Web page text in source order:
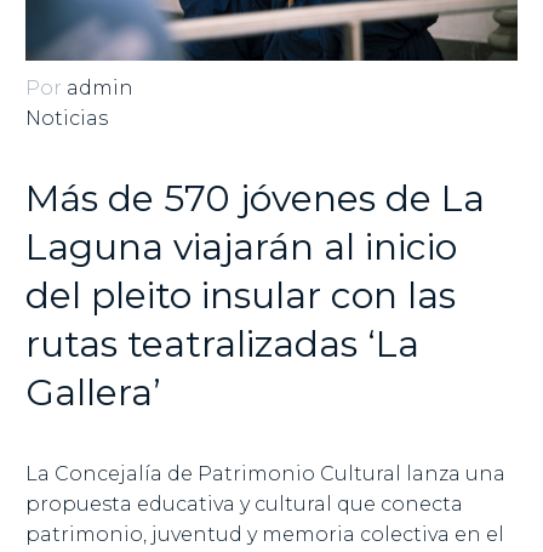
Por admin
Noticias
Más de 570 jóvenes de La
Laguna viajarán al inicio
del pleito insular con las
rutas teatralizadas ‘La
Gallera’
La Concejalía de Patrimonio Cultural lanza una
propuesta educativa y cultural que conecta
patrimonio, juventud y memoria colectiva en el